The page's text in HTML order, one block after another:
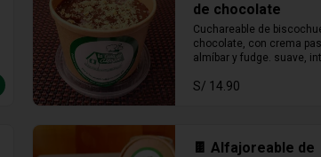
de chocolate
Cuchareable de
chocolate, con crema
almíbar y fudge. suave,
cucharada.
S/ 14.90
🍫 Alfajoreable de